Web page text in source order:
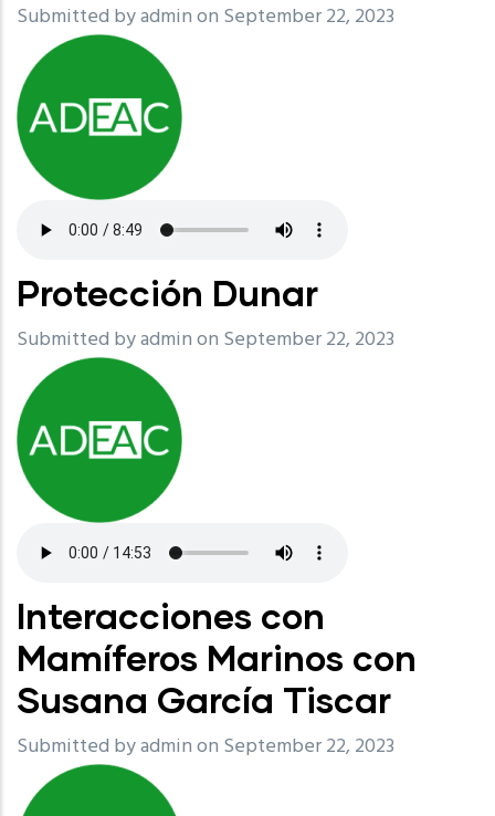
Submitted byadminon September 22, 2023
Protección Dunar
Submitted byadminon September 22, 2023
Interacciones con
Mamíferos Marinos con
Susana García Tiscar
Submitted byadminon September 22, 2023